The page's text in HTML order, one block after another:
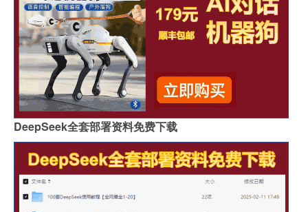
DeepSeek全套部署资料免费下载